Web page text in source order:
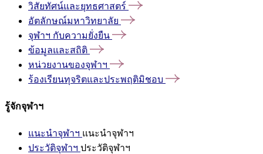
วิสัยทัศน์และยุทธศาสตร์
อัตลักษณ์มหาวิทยาลัย
จุฬาฯ กับความยั่งยืน
ข้อมูลและสถิติ
หน่วยงานของจุฬาฯ
ร้องเรียนทุจริตและประพฤติมิชอบ
รู้จักจุฬาฯ
แนะนำจุฬาฯ แนะนำจุฬาฯ
ประวัติจุฬาฯ ประวัติจุฬาฯ